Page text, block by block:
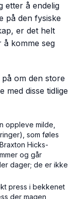
etter å endelig
på den fysiske
er det helt
komme seg
om den store
med disse tidlige
oppleve milde,
som føles
Hicks-
og går
dager; de er ikke
press i bekkenet
der magen